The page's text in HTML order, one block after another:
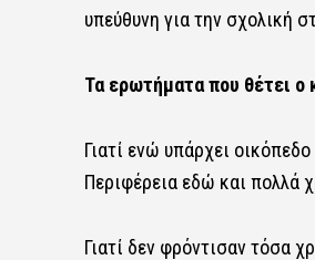
υπεύθυνη για την σχολική
Τα ερωτήματα που θέτει ο
Γιατί ενώ υπάρχει
Περιφέρεια εδώ και πολλά
Γιατί δεν φρόντισαν τόσα